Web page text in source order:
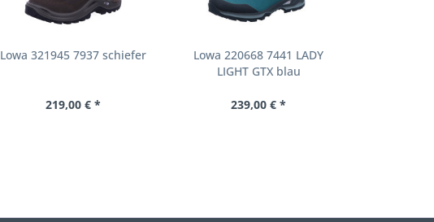
Lowa 321945 7937 schiefer
219,00 € *
Lowa 220668 7441 LADY
LIGHT GTX blau
239,00 € *